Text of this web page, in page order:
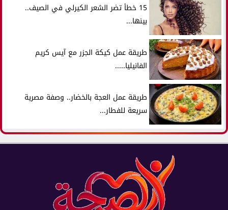
15 خطأ تضر الشعر الكيرلي في الصيف..
بينها...
طريقة عمل كيكة الجزر مع آيس كريم
الفانيليا.....
طريقة عمل العجة بالخضار.. وصفة مصرية
سريعة للفطار...